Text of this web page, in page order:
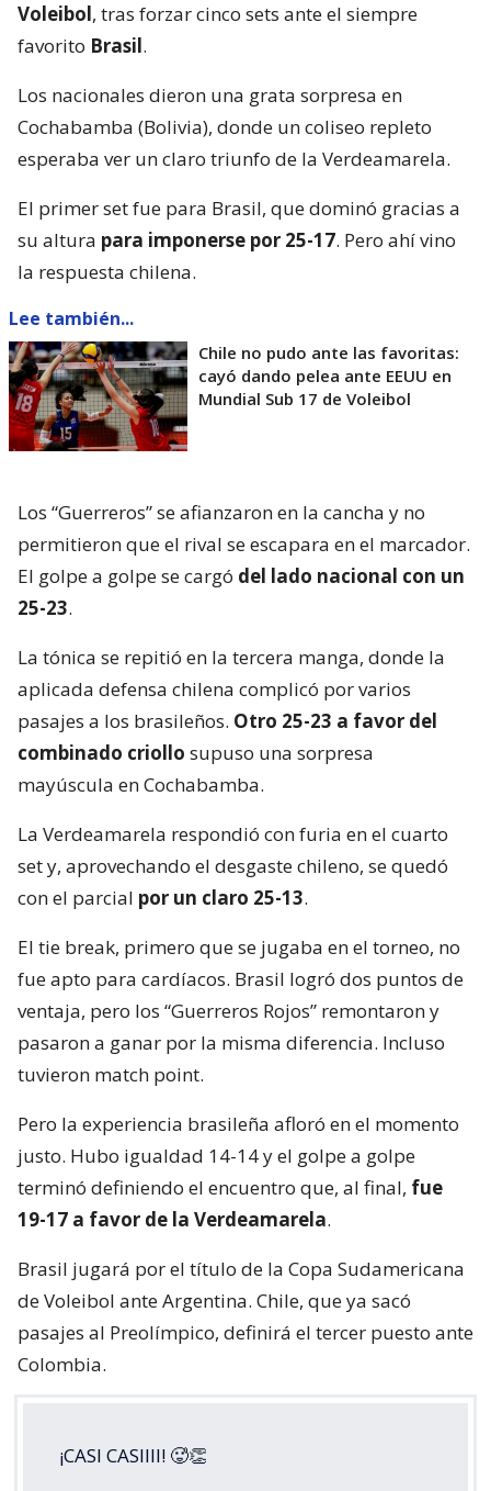
Voleibol, tras forzar cinco sets ante el siempre
favorito Brasil.
Los nacionales dieron una grata sorpresa en
Cochabamba (Bolivia), donde un coliseo repleto
esperaba ver un claro triunfo de la Verdeamarela.
El primer set fue para Brasil, que dominó gracias a
su altura para imponerse por 25-17. Pero ahí vino
la respuesta chilena.
Lee también...
Chile no pudo ante las favoritas:
cayó dando pelea ante EEUU en
Mundial Sub 17 de Voleibol
Los “Guerreros” se afianzaron en la cancha y no
permitieron que el rival se escapara en el marcador.
El golpe a golpe se cargó del lado nacional con un
25-23.
La tónica se repitió en la tercera manga, donde la
aplicada defensa chilena complicó por varios
pasajes a los brasileños. Otro 25-23 a favor del
combinado criollo supuso una sorpresa
mayúscula en Cochabamba.
La Verdeamarela respondió con furia en el cuarto
set y, aprovechando el desgaste chileno, se quedó
con el parcial por un claro 25-13.
El tie break, primero que se jugaba en el torneo, no
fue apto para cardíacos. Brasil logró dos puntos de
ventaja, pero los “Guerreros Rojos” remontaron y
pasaron a ganar por la misma diferencia. Incluso
tuvieron match point.
Pero la experiencia brasileña afloró en el momento
justo. Hubo igualdad 14-14 y el golpe a golpe
terminó definiendo el encuentro que, al final, fue
19-17 a favor de la Verdeamarela.
Brasil jugará por el título de la Copa Sudamericana
de Voleibol ante Argentina. Chile, que ya sacó
pasajes al Preolímpico, definirá el tercer puesto ante
Colombia.
¡CASI CASIIII! 🥵👏